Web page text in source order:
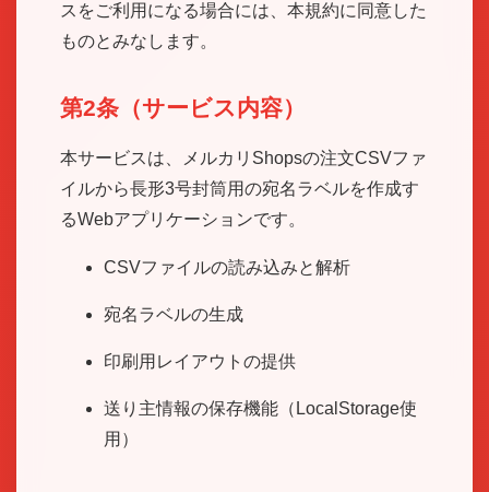
スをご利用になる場合には、本規約に同意した
ものとみなします。
第2条（サービス内容）
本サービスは、メルカリShopsの注文CSVファ
イルから長形3号封筒用の宛名ラベルを作成す
るWebアプリケーションです。
CSVファイルの読み込みと解析
宛名ラベルの生成
印刷用レイアウトの提供
送り主情報の保存機能（LocalStorage使
用）